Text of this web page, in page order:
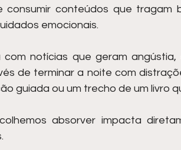
consumir conteúdos que tragam
emocionais.
com notícias que geram
de terminar a noite com
guiada ou um trecho de um livro
absorver impacta